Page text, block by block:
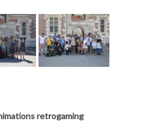
retrogaming